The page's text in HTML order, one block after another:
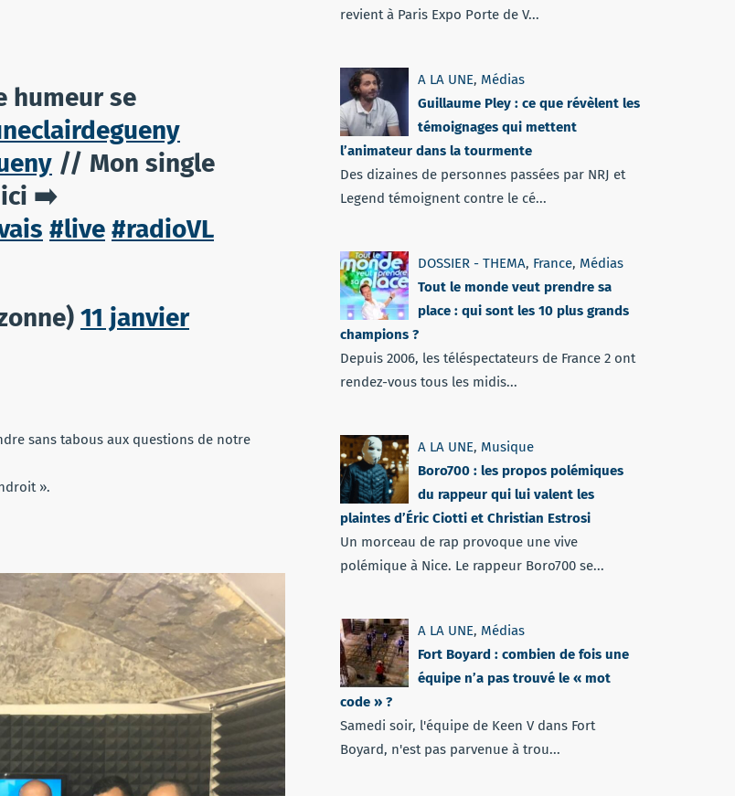
humeur se
// Mon single
ici ➡️
#live #radioVL
11 janvier
sans tabous aux questions de notre
».
revient à Paris Expo Porte de V...
A LA UNE, Médias
Guillaume Pley : ce que révèlent les
témoignages qui mettent
l’animateur dans la tourmente
Des dizaines de personnes passées par NRJ et
Legend témoignent contre le cé...
DOSSIER - THEMA, France, Médias
Tout le monde veut prendre sa
place : qui sont les 10 plus grands
champions ?
Depuis 2006, les téléspectateurs de France 2 ont
rendez-vous tous les midis...
A LA UNE, Musique
Boro700 : les propos polémiques
du rappeur qui lui valent les
plaintes d’Éric Ciotti et Christian Estrosi
Un morceau de rap provoque une vive
polémique à Nice. Le rappeur Boro700 se...
A LA UNE, Médias
Fort Boyard : combien de fois une
équipe n’a pas trouvé le « mot
code » ?
Samedi soir, l'équipe de Keen V dans Fort
Boyard, n'est pas parvenue à trou...